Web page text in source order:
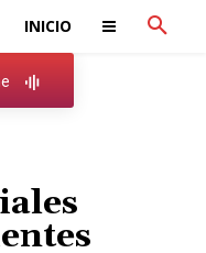
INICIO